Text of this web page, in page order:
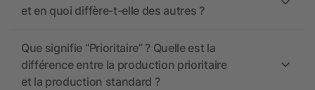
et en quoi diffère-t-elle des autres ?
Que signifie “Prioritaire” ? Quelle est la
différence entre la production prioritaire
et la production standard ?